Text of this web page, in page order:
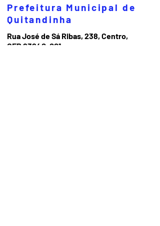
Prefeitura Municipal de
Quitandinha
Rua José de Sá Ribas, 238, Centro,
CEP 83840-001